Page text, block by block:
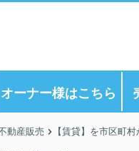
オーナー様はこちら
動産販売 【賃貸】を市区町